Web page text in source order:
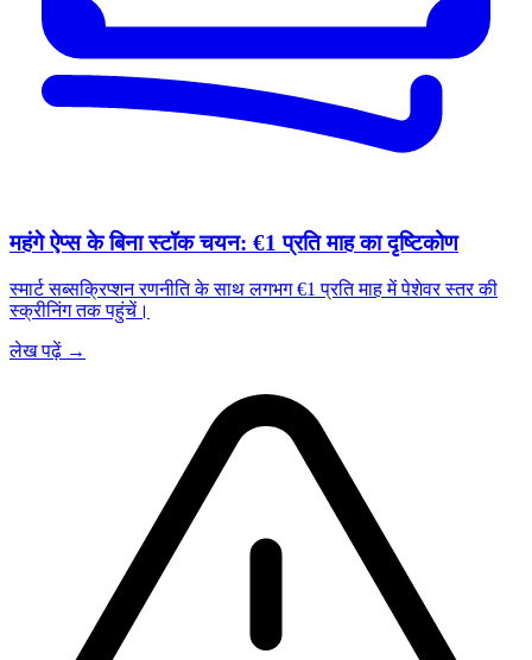
महंगे ऐप्स के बिना स्टॉक चयन: €1 प्रति माह का दृष्टिकोण
स्मार्ट सब्सक्रिप्शन रणनीति के साथ लगभग €1 प्रति माह में पेशेवर स्तर की
स्क्रीनिंग तक पहुंचें।
लेख पढ़ें →